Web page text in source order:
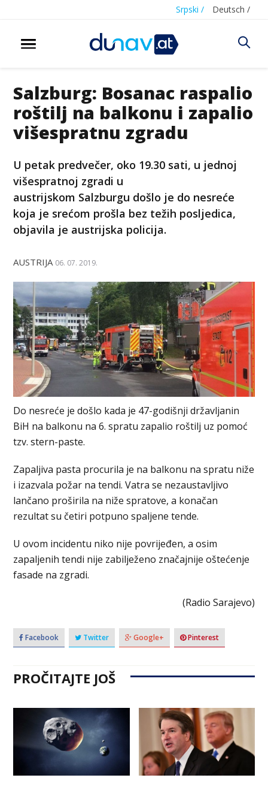
Srpski / Deutsch /
Salzburg: Bosanac raspalio
roštilj na balkonu i zapalio
višespratnu zgradu
U petak predvečer, oko 19.30 sati, u jednoj
višespratnoj zgradi u
austrijskom Salzburgu došlo je do nesreće
koja je srećom prošla bez težih posljedica,
objavila je austrijska policija.
AUSTRIJA 06. 07. 2019.
Do nesreće je došlo kada je 47-godišnji državljanin
BiH na balkonu na 6. spratu zapalio roštilj uz pomoć
tzv. stern-paste.
Zapaljiva pasta procurila je na balkonu na spratu niže
i izazvala požar na tendi. Vatra se nezaustavljivo
lančano proširila na niže spratove, a konačan
rezultat su četiri potpuno spaljene tende.
U ovom incidentu niko nije povrijeđen, a osim
zapaljenih tendi nije zabilježeno značajnije oštećenje
fasade na zgradi.
(Radio Sarajevo)
Facebook Twitter Google+ Pinterest
PROČITAJTE JOŠ